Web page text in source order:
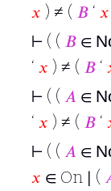
𝑥 ) ≠ ( 𝐵 ‘ 𝑥
⊢ ( ( 𝐵 ∈
‘ 𝑥 ) ≠ ( 𝐵 ‘
⊢ ( ( 𝐴 ∈
‘ 𝑥 ) ≠ ( 𝐵 ‘
⊢ ( ( 𝐴 ∈
𝑥 ∈ On ∣ (